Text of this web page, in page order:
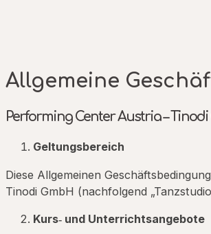
Allgemeine
Performing Center Austria –
Geltungsbereich
Diese Allgemeinen
Tinodi GmbH (nachfolgend
Kurs‐ und Unterrichtsangebote